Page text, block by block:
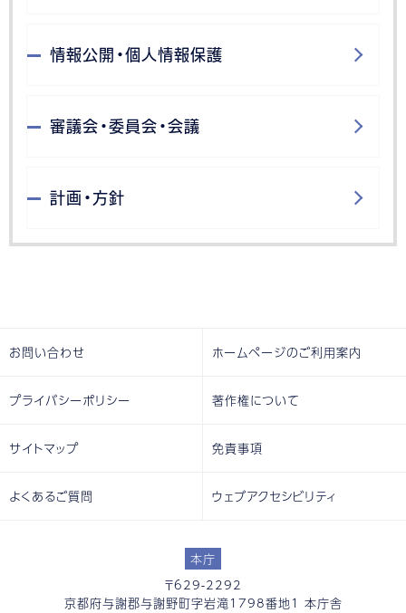
情報公開・個人情報保護
審議会・委員会・会議
計画・方針
本庁
〒629-2292
京都府与謝郡与謝野町字岩滝1798番地1 本庁舎
お問い合わせ ホームページのご利用案内
プライバシーポリシー 著作権について
サイトマップ 免責事項
よくあるご質問 ウェブアクセシビリティ